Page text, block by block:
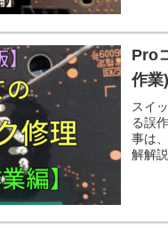
Pro
作業
スイ
る誤
事は
解解